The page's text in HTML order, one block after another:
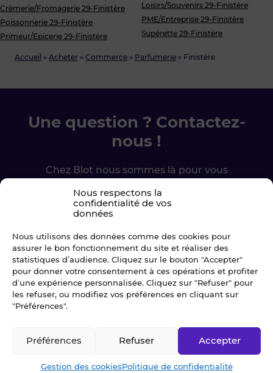
Nous respectons la
confidentialité de vos
données
Nous utilisons des données comme des cookies pour
assurer le bon fonctionnement du site et réaliser des
statistiques d’audience. Cliquez sur le bouton "Accepter"
pour donner votre consentement à ces opérations et profiter
d’une expérience personnalisée. Cliquez sur "Refuser" pour
les refuser, ou modifiez vos préférences en cliquant sur
"Préférences".
Accepter
Refuser
Préférences
Gestion des cookiesPolitique de confidentialité
Accueil » Acheter » Commerce » Parfumerie » Finistère
Crèmerie/Fromagerie 29-Finistère
Poissonnerie 29-Finistère
Primeur/Epicerie 29-Finistère
Loisirs/Souvenirs 29-Finistère
PME/Entreprise 29-Finistère
Supérette 29-Finistère
Une question ? Contactez-
nous !
Chez Blot nous sommes là pour vous
Ecrivez-nous
02 99 79 33 34